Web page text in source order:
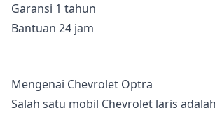
Garansi 1 tahun
Bantuan 24 jam
Mengenai Chevrolet Optra
Salah satu mobil Chevrolet laris